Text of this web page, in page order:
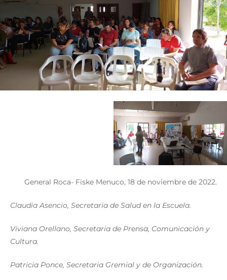
General Roca- Fiske Menuco, 18 de noviembre de 2022.
Claudia Asencio, Secretaria de Salud en la Escuela.
Viviana Orellano, Secretaria de Prensa, Comunicación y
Cultura.
Patricia Ponce, Secretaria Gremial y de Organización.